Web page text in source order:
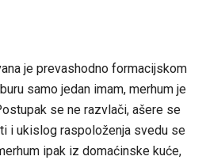
je prevashodno formacijskom
samo jedan imam, merhum je
se ne razvlači, ašere se
i ukislog raspoloženja svedu se
ipak iz domaćinske kuće,